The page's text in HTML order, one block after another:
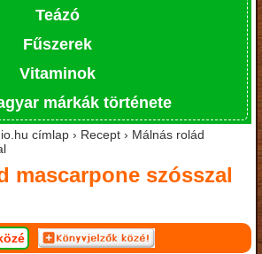
Teázó
Fűszerek
Vitaminok
márkák története
címlap › Recept › Málnás rolád
mascarpone szósszal